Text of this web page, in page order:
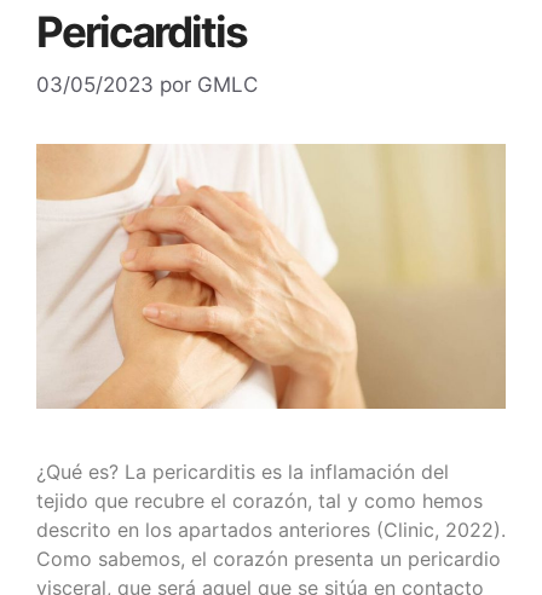
Pericarditis
03/05/2023 por GMLC
¿Qué es? La pericarditis es la inflamación del
tejido que recubre el corazón, tal y como hemos
descrito en los apartados anteriores (Clinic, 2022).
Como sabemos, el corazón presenta un pericardio
visceral, que será aquel que se sitúa en contacto